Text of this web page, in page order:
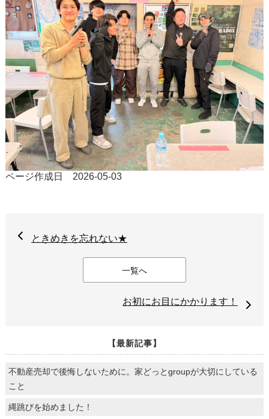
ページ作成日 2026-05-03
ときめきを忘れない★
一覧へ
お初にお目にかかります！
【最新記事】
不動産売却で後悔しないために。家どっとgroupが大切にしている
こと
縄跳びを始めました！